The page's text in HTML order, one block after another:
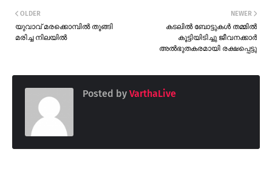
NEWER
കടലില്‍ ബോട്ടുകള്‍ തമ്മില്‍
കൂട്ടിയിടിച്ചു ജീവനക്കാര്‍
അല്‍ഭുതകരമായി രക്ഷപ്പെട്ടു
OLDER
യുവാവ് മരക്കൊമ്പിൽ തൂങ്ങി
മരിച്ച നിലയിൽ
Posted by VarthaLive